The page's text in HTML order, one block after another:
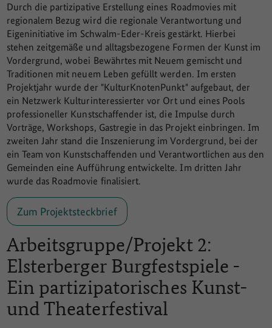
Durch die partizipative Erstellung eines Roadmovies mit
regionalem Bezug wird die regionale Verantwortung und
Eigeninitiative im Schwalm-Eder-Kreis gestärkt. Hierbei
stehen zeitgemäße und alltagsbezogene Formen der Kunst im
Vordergrund, wobei Bewährtes mit Neuem gemischt und
Traditionen mit neuem Leben gefüllt werden. Im ersten
Projektjahr wurde der "KulturKnotenPunkt" aufgebaut, der
ein Netzwerk Kulturinteressierter vor Ort und eines Pools
professioneller Kunstschaffender ist, die Impulse durch
Vorträge, Workshops, Gastregie in das Projekt einbringen. Im
zweiten Jahr stand die Inszenierung im Vordergrund, bei der
ein Team von Kunstschaffenden und Verantwortlichen aus den
Gemeinden eine Aufführung entwickelte. Im dritten Jahr
wurde das Roadmovie finalisiert.
Zum Projektsteckbrief
Arbeitsgruppe/Projekt 2:
Elsterberger Burgfestspiele -
Ein partizipatorisches Kunst-
und Theaterfestival